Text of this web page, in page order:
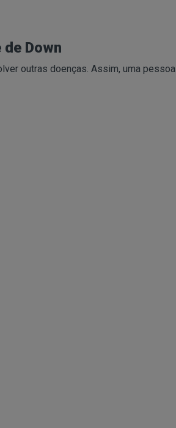
Down
outras doenças. Assim, uma pessoa